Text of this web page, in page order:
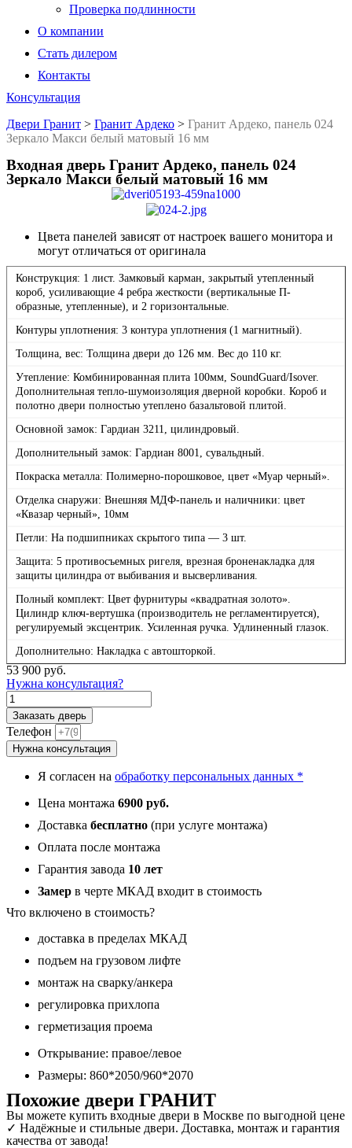
Проверка подлинности
О компании
Стать дилером
Контакты
Консультация
Двери Гранит > Гранит Ардеко > Гранит Ардеко, панель 024
Зеркало Макси белый матовый 16 мм
Входная дверь Гранит Ардеко, панель 024
Зеркало Макси белый матовый 16 мм
Цвета панелей зависят от настроек вашего монитора и
могут отличаться от оригинала
Конструкция: 1 лист. Замковый карман, закрытый утепленный
короб, усиливающие 4 ребра жесткости (вертикальные П-
образные, утепленные), и 2 горизонтальные.
Контуры уплотнения: 3 контура уплотнения (1 магнитный).
Толщина, вес: Толщина двери до 126 мм. Вес до 110 кг.
Утепление: Комбинированная плита 100мм, SoundGuard/Isover.
Дополнительная тепло-шумоизоляция дверной коробки. Короб и
полотно двери полностью утеплено базальтовой плитой.
Основной замок: Гардиан 3211, цилиндровый.
Дополнительный замок: Гардиан 8001, сувальдный.
Покраска металла: Полимерно-порошковое, цвет «Муар черный».
Отделка снаружи: Внешняя МДФ-панель и наличники: цвет
«Квазар черный», 10мм
Петли: На подшипниках скрытого типа — 3 шт.
Защита: 5 противосъемных ригеля, врезная броненакладка для
защиты цилиндра от выбивания и высверливания.
Полный комплект: Цвет фурнитуры «квадратная золото».
Цилиндр ключ-вертушка (производитель не регламентируется),
регулируемый эксцентрик. Усиленная ручка. Удлиненный глазок.
Дополнительно: Накладка с автошторкой.
53 900 руб.
Нужна консультация?
Количество
товара
Гранит
Ардеко,
панель
Зеркало
Макси
белый
матовый
Заказать дверь
Телефон
Нужна консультация
Я согласен на обработку персональных данных *
Цена монтажа 6900 руб.
Доставка бесплатно (при услуге монтажа)
Оплата после монтажа
Гарантия завода 10 лет
Замер в черте МКАД входит в стоимость
Что включено в стоимость?
доставка в пределах МКАД
подъем на грузовом лифте
монтаж на сварку/анкера
регулировка прихлопа
герметизация проема
Открывание: правое/левое
Размеры: 860*2050/960*2070
Похожие двери ГРАНИТ
Вы можете купить входные двери в Москве по выгодной цене
✓ Надёжные и стильные двери. Доставка, монтаж и гарантия
качества от завода!